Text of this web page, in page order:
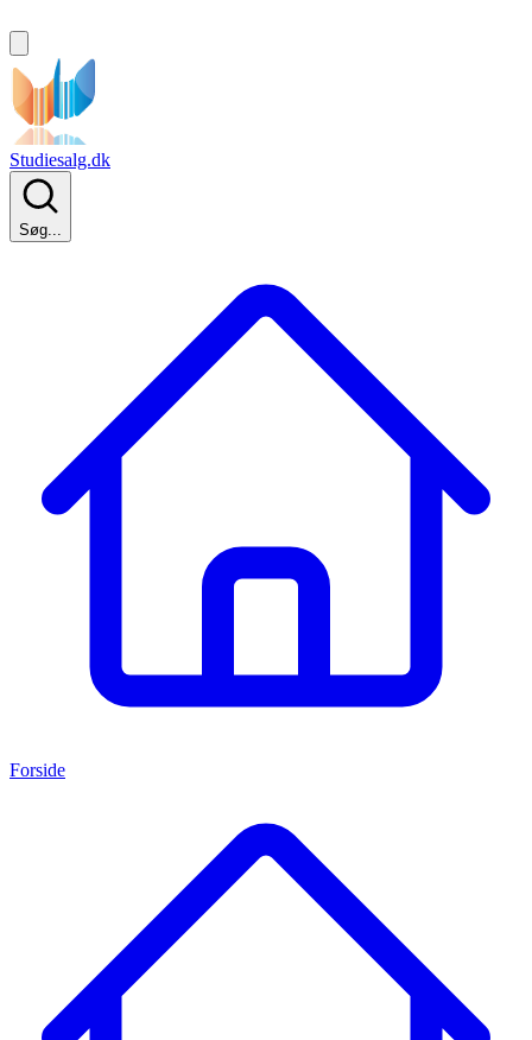
Studiesalg.dk
Søg...
Forside